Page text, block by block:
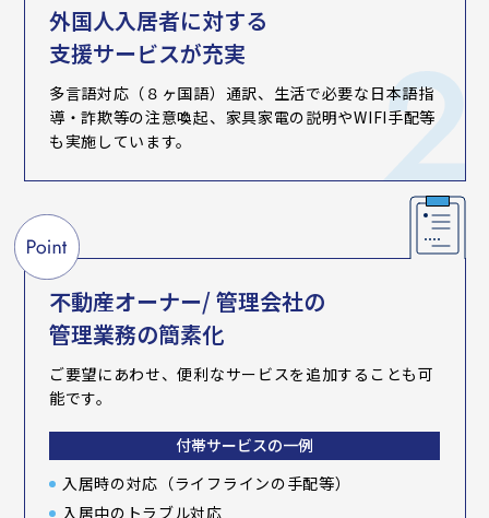
外国人入居者に対する
支援サービスが充実
多言語対応（８ヶ国語）通訳、生活で必要な日本語指
導・詐欺等の注意喚起、家具家電の説明やWIFI手配等
も実施しています。
不動産オーナー/ 管理会社の
管理業務の簡素化
ご要望にあわせ、便利なサービスを追加することも可
能です。
付帯サービスの一例
入居時の対応（ライフラインの手配等）
入居中のトラブル対応